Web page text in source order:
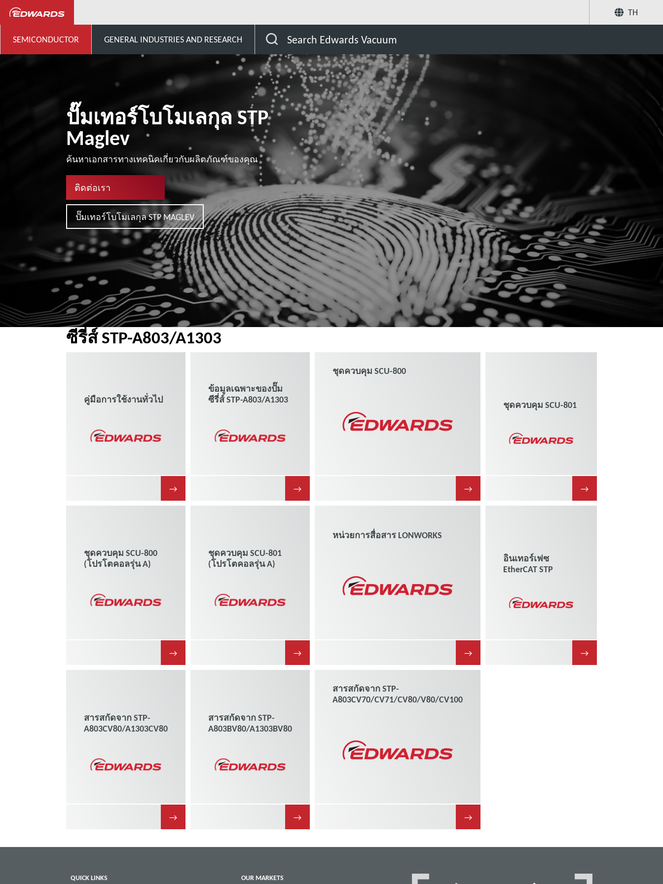
TH
SEMICONDUCTOR GENERAL INDUSTRIES AND RESEARCH Search Edwards Vacuum
ปั๊มเทอร์โบโมเลกุล STP
Maglev
ค้นหาเอกสารทางเทคนิคเกี่ยวกับผลิตภัณฑ์ของคุณ
ติดต่อเรา
ปั๊มเทอร์โบโมเลกุล STP MAGLEV
ซีรี่ส์ STP-A803/A1303
คู่มือการใช้งานทั่วไป
→
ข้อมูลเฉพาะของปั๊ม
ซีรี่ส์ STP-A803/A1303
→
ชุดควบคุม SCU-800
→
ชุดควบคุม SCU-801
→
ชุดควบคุม SCU-800
(โปรโตคอลรุ่น A)
→
ชุดควบคุม SCU-801
(โปรโตคอลรุ่น A)
→
หน่วยการสื่อสาร LONWORKS
→
อินเทอร์เฟซ
EtherCAT STP
→
สารสกัดจาก STP-
A803CV80/A1303CV80
→
สารสกัดจาก STP-
A803BV80/A1303BV80
→
สารสกัดจาก STP-
A803CV70/CV71/CV80/V80/CV100
→
QUICK LINKS OUR MARKETS